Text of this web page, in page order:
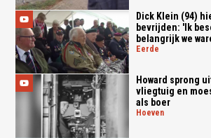
Dick Klein (94)
bevrijden: 'Ik
belangrijk we
eerde
Howard sprong
vliegtuig en
als boer
hoeven